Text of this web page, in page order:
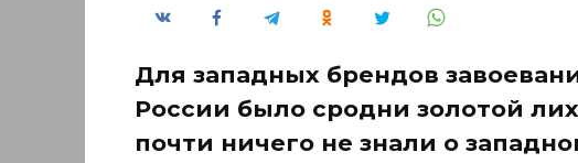
Для западных брендов
России было сродни золотой
почти ничего не знали о